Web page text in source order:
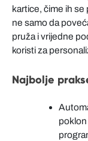
kartice, čime ih
ne samo da
pruža i vrijedne
koristi za
Najbolje